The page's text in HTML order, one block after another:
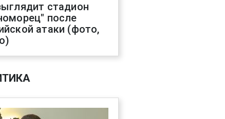
стадион
после
атаки (фото,